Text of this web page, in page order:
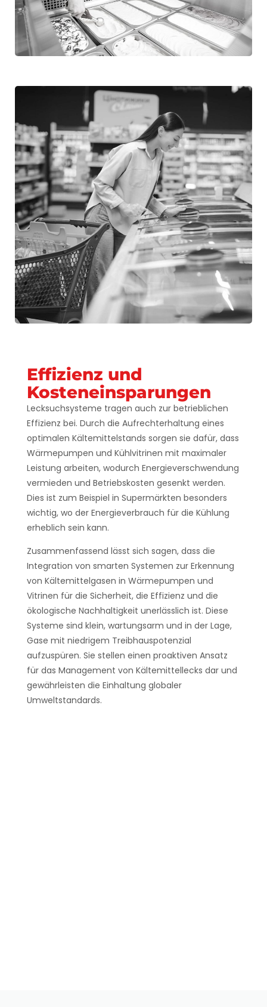
Effizienz und
Kosteneinsparungen
Lecksuchsysteme tragen auch zur betrieblichen
Effizienz bei. Durch die Aufrechterhaltung eines
optimalen Kältemittelstands sorgen sie dafür, dass
Wärmepumpen und Kühlvitrinen mit maximaler
Leistung arbeiten, wodurch Energieverschwendung
vermieden und Betriebskosten gesenkt werden.
Dies ist zum Beispiel in Supermärkten besonders
wichtig, wo der Energieverbrauch für die Kühlung
erheblich sein kann.
Zusammenfassend lässt sich sagen, dass die
Integration von smarten Systemen zur Erkennung
von Kältemittelgasen in Wärmepumpen und
Vitrinen für die Sicherheit, die Effizienz und die
ökologische Nachhaltigkeit unerlässlich ist. Diese
Systeme sind klein, wartungsarm und in der Lage,
Gase mit niedrigem Treibhauspotenzial
aufzuspüren. Sie stellen einen proaktiven Ansatz
für das Management von Kältemittellecks dar und
gewährleisten die Einhaltung globaler
Umweltstandards.